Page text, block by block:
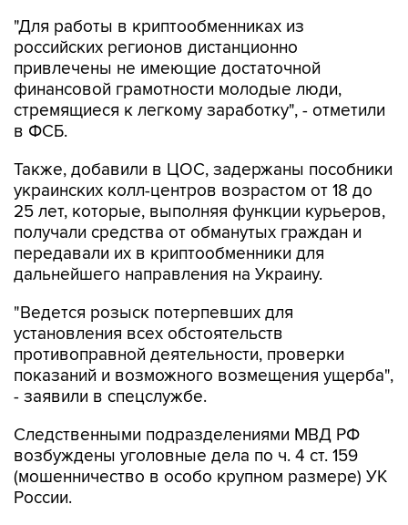
"Для работы в криптообменниках из
российских регионов дистанционно
привлечены не имеющие достаточной
финансовой грамотности молодые люди,
стремящиеся к легкому заработку", - отметили
в ФСБ.
Также, добавили в ЦОС, задержаны пособники
украинских колл-центров возрастом от 18 до
25 лет, которые, выполняя функции курьеров,
получали средства от обманутых граждан и
передавали их в криптообменники для
дальнейшего направления на Украину.
"Ведется розыск потерпевших для
установления всех обстоятельств
противоправной деятельности, проверки
показаний и возможного возмещения ущерба",
- заявили в спецслужбе.
Следственными подразделениями МВД РФ
возбуждены уголовные дела по ч. 4 ст. 159
(мошенничество в особо крупном размере) УК
России.